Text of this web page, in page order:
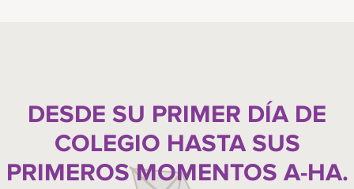
DESDE SU PRIMER DÍA DE
COLEGIO HASTA SUS
PRIMEROS MOMENTOS A-HA.